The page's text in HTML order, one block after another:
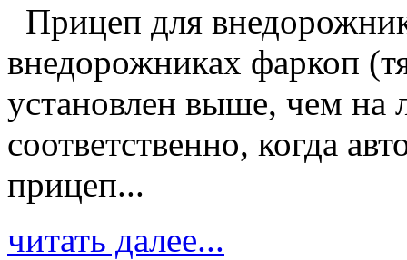
Прицеп для
внедорожниках фаркоп
установлен выше, чем на
соответственно, когда
прицеп...
читать далее...